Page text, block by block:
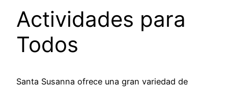
Actividades para
Todos
Santa Susanna ofrece una gran variedad de